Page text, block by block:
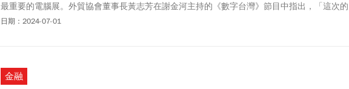
最重要的電腦展。外貿協會董事長黃志芳在謝金河主持的《數字台灣》節目中指出，「這次的
Computex讓全世界看到台灣未來在AI時代扮演的關鍵角色。」他透露，明年Computex會有2
產管理中心，如果能這樣做，至少可以讓年輕金融從業人員擁有百萬年薪。
日期：2024-07-01
金融